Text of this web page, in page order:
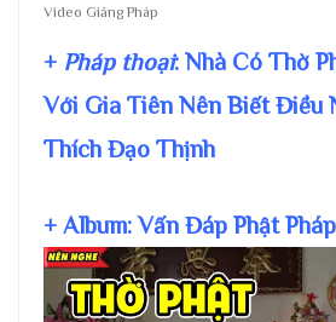
Video Giảng Pháp
+ Pháp thoại: Nhà Có Thờ
Với Gia Tiên Nên Biết Điều
Thích Đạo Thịnh
+ Album: Vấn Đáp Phật Pháp